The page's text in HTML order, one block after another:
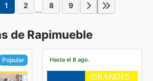
1 2 ... 8 9
de Rapimueble
Popular Hasta el 8 ago.